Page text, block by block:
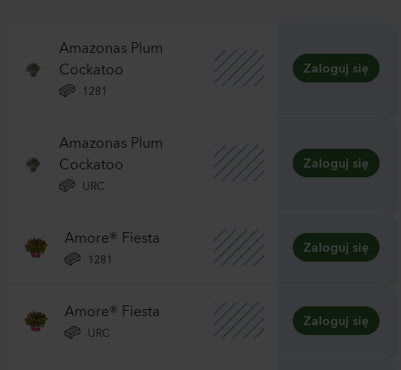
Amazonas Plum
Cockatoo
1281
Zaloguj się
Amazonas Plum
Cockatoo
URC
Zaloguj się
Amore® Fiesta
1281
Zaloguj się
Amore® Fiesta
URC
Zaloguj się